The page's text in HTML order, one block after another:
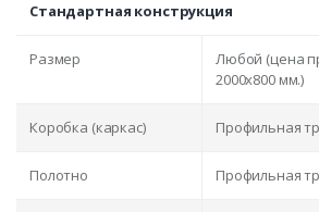
Стандартная конструкция
Размер
Любой (цена
2000x800 мм.)
Коробка (каркас) Профильная
Полотно Профильная